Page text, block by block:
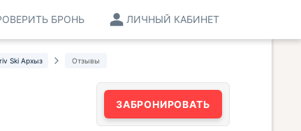
ЛИЧНЫЙ КАБИНЕТ
БРОНЬ
Ski Архыз Отзывы
ЗАБРОНИРОВАТЬ